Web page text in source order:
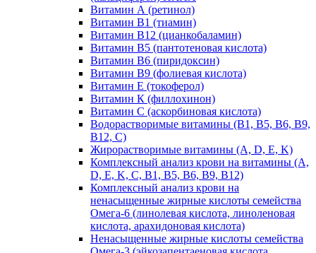
Витамин А (ретинол)
Витамин В1 (тиамин)
Витамин В12 (цианкобаламин)
Витамин В5 (пантотеновая кислота)
Витамин В6 (пиридоксин)
Витамин В9 (фолиевая кислота)
Витамин Е (токоферол)
Витамин К (филлохинон)
Витамин С (аскорбиновая кислота)
Водорастворимые витамины (B1, B5, B6, В9,
В12, С)
Жирорастворимые витамины (A, D, E, K)
Комплексный анализ крови на витамины (A,
D, E, K, C, B1, B5, B6, В9, B12)
Комплексный анализ крови на
ненасыщенные жирные кислоты семейства
Омега-6 (линолевая кислота, линоленовая
кислота, арахидоновая кислота)
Ненасыщенные жирные кислоты семейства